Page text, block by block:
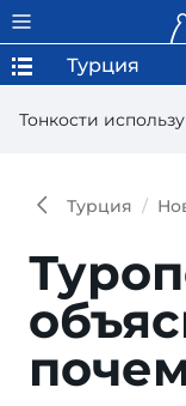
Тонкости
Турция
Турция